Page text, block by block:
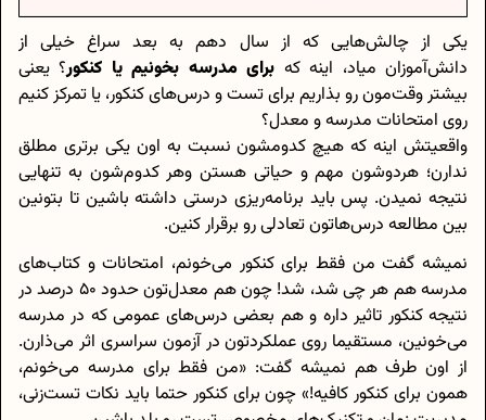
یکی از چالش‌هایی که از سال دهم به بعد سراغ خیلی از
دانش‌آموزان میاد، اینه که برای مدرسه بخونیم یا کنکور؟ یعنی
بیشتر وقت‌مون رو بذاریم برای تست و درس‌های کنکور، یا تمرکز کنیم
روی امتحانات مدرسه و معدل؟
واقعیتش اینه که هیچ‌ کدومشون نسبت به اون یکی برتری مطلق
ندارن؛ هردوشون مهم و حیاتی‌ هستن وهر کدوم‌شون به تنهایی
نتیجه نمیدن. پس باید برنامه‌ریزی درستی داشته باشین تا بتونین
بین مطالعه درس‌هاتون تعادلی رو برقرار کنین.
نمیشه گفت من فقط برای کنکور می‌خونم، امتحانات و کتاب‌های
مدرسه هم هر چی شد، شد! چون هم معدل‌تون حدود 50 درصد در
نتیجه کنکور تاثیر داره و هم بعضی درس‌های عمومی که در مدرسه
می‌خونین، مستقیما روی عملکردتون در آزمون سراسری اثر می‌ذارن.
از اون طرف هم نمیشه گفت: «من فقط برای مدرسه می‌خونم،
همون برای کنکور کافیه!» چون برای کنکور حتما باید نکات تست‌زنی،